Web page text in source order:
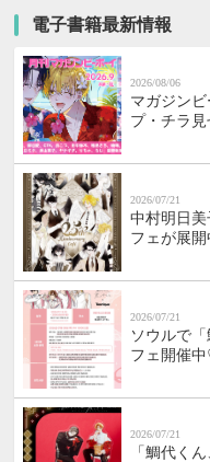
電子書籍最新情報
2026/08/06
マガジン
プ・チラ
2026/07/21
中村明日
フェが展
2026/07/21
ソウルで
フェ開催
2026/07/21
「鯛代く